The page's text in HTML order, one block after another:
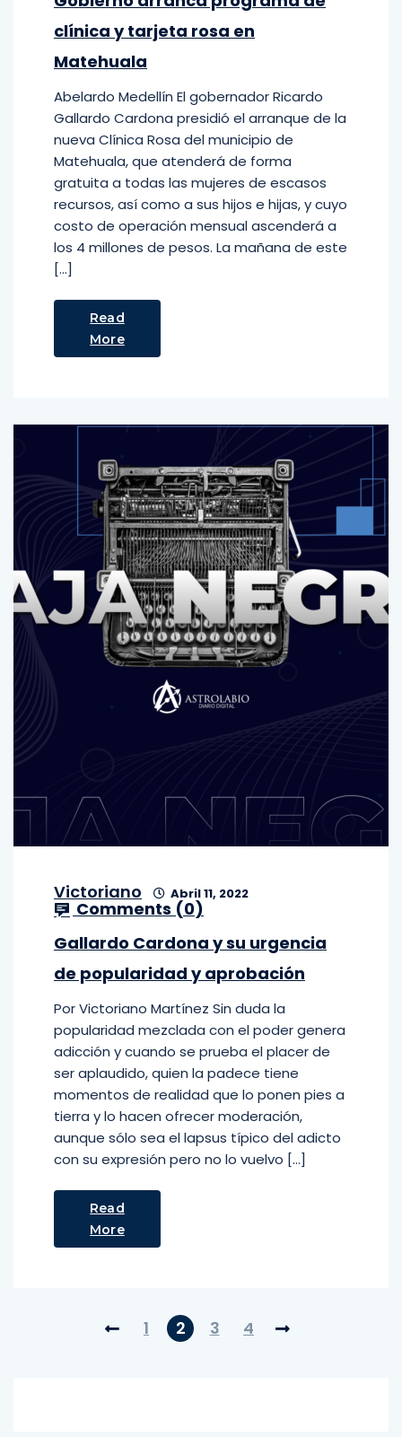
clínica y tarjeta rosa en
Matehuala
Abelardo Medellín El gobernador Ricardo
Gallardo Cardona presidió el arranque de la
nueva Clínica Rosa del municipio de
Matehuala, que atenderá de forma
gratuita a todas las mujeres de escasos
recursos, así como a sus hijos e hijas, y cuyo
costo de operación mensual ascenderá a
los 4 millones de pesos. La mañana de este
[…]
Read
More
Victoriano Abril 11, 2022
Comments (0)
Gallardo Cardona y su urgencia
de popularidad y aprobación
Por Victoriano Martínez Sin duda la
popularidad mezclada con el poder genera
adicción y cuando se prueba el placer de
ser aplaudido, quien la padece tiene
momentos de realidad que lo ponen pies a
tierra y lo hacen ofrecer moderación,
aunque sólo sea el lapsus típico del adicto
con su expresión pero no lo vuelvo […]
Read
More
1 2 3 4